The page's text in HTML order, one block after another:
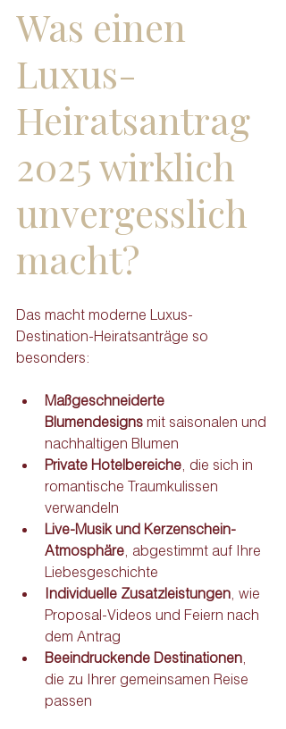
Was einen
Luxus-
Heiratsantrag
2025 wirklich
unvergesslich
macht?
Das macht moderne Luxus-
Destination-Heiratsanträge so
besonders:
Maßgeschneiderte
Blumendesigns mit saisonalen und
nachhaltigen Blumen
Private Hotelbereiche , die sich in
romantische Traumkulissen
verwandeln
Live-Musik und Kerzenschein-
Atmosphäre , abgestimmt auf Ihre
Liebesgeschichte
Individuelle Zusatzleistungen , wie
Proposal-Videos und Feiern nach
dem Antrag
Beeindruckende Destinationen
die zu Ihrer gemeinsamen Reise
passen